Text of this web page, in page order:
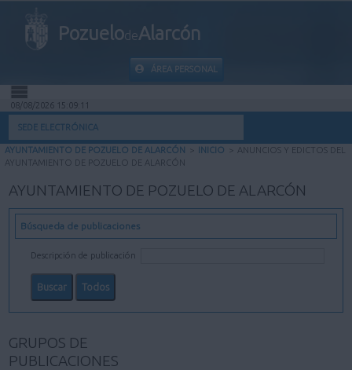
PozuelodeAlarcón
ÁREA PERSONAL
INICIO
INFORMACIÓN PÚBLICA
MI CARPETA
INFORMACIÓN MUNICIPAL
08/08/2026 15:09:12
SEDE ELECTRÓNICA
AYUNTAMIENTO DE POZUELO DE ALARCÓN > INICIO > ANUNCIOS Y EDICTOS DEL
AYUNTAMIENTO DE POZUELO DE ALARCÓN
AYUNTAMIENTO DE POZUELO DE ALARCÓN
Búsqueda de publicaciones
Descripción de publicación
GRUPOS DE
PUBLICACIONES